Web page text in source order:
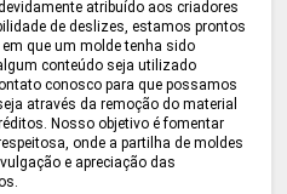
atribuído aos criadores
de deslizes, estamos prontos
que um molde tenha sido
conteúdo seja utilizado
conosco para que possamos
através da remoção do material
Nosso objetivo é fomentar
onde a partilha de moldes
e apreciação das